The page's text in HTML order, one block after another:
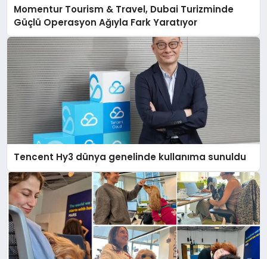
Momentur Tourism & Travel, Dubai Turizminde
Güçlü Operasyon Ağıyla Fark Yaratıyor
Tencent Hy3 dünya genelinde kullanıma sunuldu